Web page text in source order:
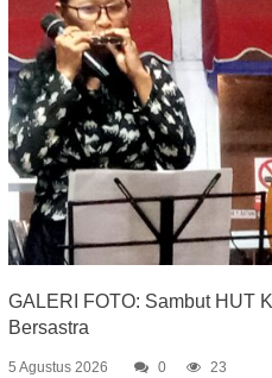
GALERI FOTO: Sambut HUT
Bersastra
5 Agustus 2026 0 23